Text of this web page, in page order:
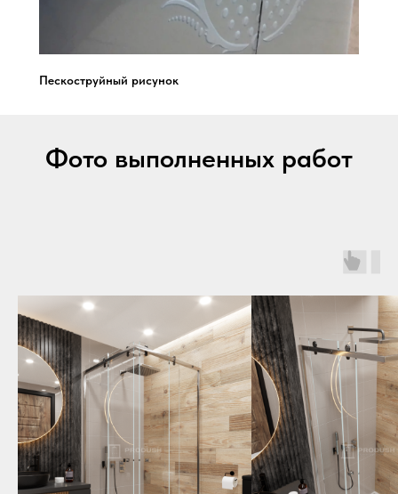
Пескоструйный рисунок
Фото выполненных работ